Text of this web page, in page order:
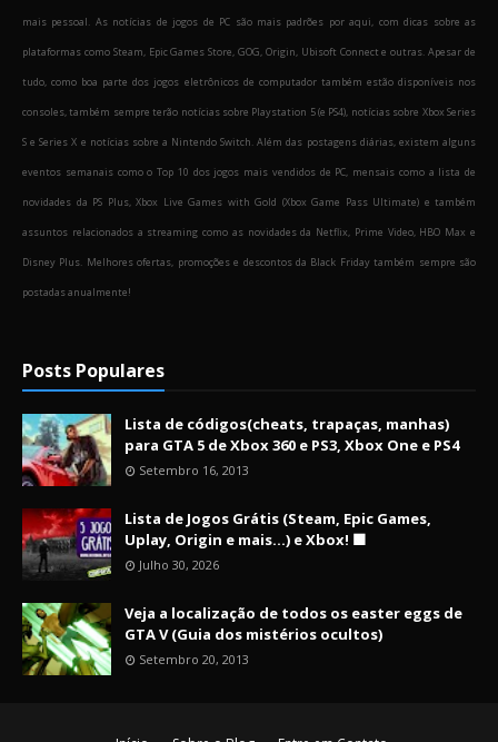
mais pessoal. As notícias de jogos de PC são mais padrões por aqui, com dicas sobre as
plataformas como Steam, Epic Games Store, GOG, Origin, Ubisoft Connect e outras. Apesar de
tudo, como boa parte dos jogos eletrônicos de computador também estão disponíveis nos
consoles, também sempre terão notícias sobre Playstation 5 (e PS4), notícias sobre Xbox Series
S e Series X e notícias sobre a Nintendo Switch. Além das postagens diárias, existem alguns
eventos semanais como o Top 10 dos jogos mais vendidos de PC, mensais como a lista de
novidades da PS Plus, Xbox Live Games with Gold (Xbox Game Pass Ultimate) e também
assuntos relacionados a streaming como as novidades da Netflix, Prime Video, HBO Max e
Disney Plus. Melhores ofertas, promoções e descontos da Black Friday também sempre são
postadas anualmente!
Posts Populares
Lista de códigos(cheats, trapaças, manhas)
para GTA 5 de Xbox 360 e PS3, Xbox One e PS4
Setembro 16, 2013
Lista de Jogos Grátis (Steam, Epic Games,
Uplay, Origin e mais...) e Xbox! 🟩
Julho 30, 2026
Veja a localização de todos os easter eggs de
GTA V (Guia dos mistérios ocultos)
Setembro 20, 2013